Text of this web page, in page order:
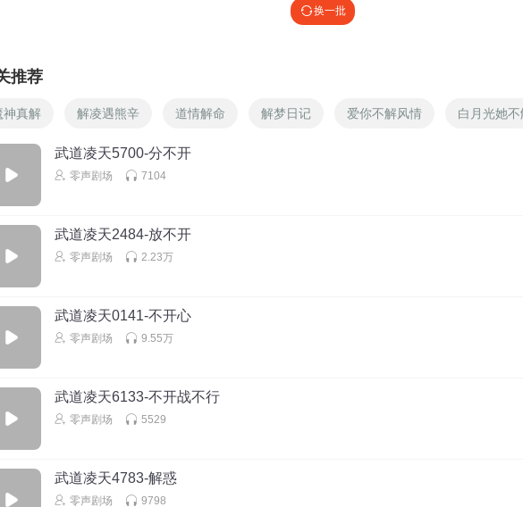
换一批
推荐
神真解 解凌遇熊辛 道情解命 解梦日记 爱你不解风情 白月光她
武道凌天5700-分不开
零声剧场 7104
武道凌天2484-放不开
零声剧场 2.23万
武道凌天0141-不开心
零声剧场 9.55万
武道凌天6133-不开战不行
零声剧场 5529
武道凌天4783-解惑
零声剧场 9798